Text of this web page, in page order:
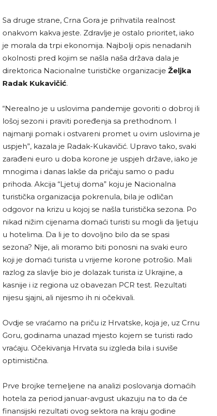
Sa druge strane, Crna Gora je prihvatila realnost
onakvom kakva jeste. Zdravlje je ostalo prioritet, iako
je morala da trpi ekonomija. Najbolji opis nenadanih
okolnosti pred kojim se našla naša država dala je
direktorica Nacionalne turističke organizacije Željka
Radak Kukavičić.
“Nerealno je u uslovima pandemije govoriti o dobroj ili
lošoj sezoni i praviti poređenja sa prethodnom. I
najmanji pomak i ostvareni promet u ovim uslovima je
uspjeh”, kazala je Radak-Kukavičić. Upravo tako, svaki
zarađeni euro u doba korone je uspjeh države, iako je
mnogima i danas lakše da pričaju samo o padu
prihoda. Akcija “Ljetuj doma” koju je Nacionalna
turistička organizacija pokrenula, bila je odličan
odgovor na krizu u kojoj se našla turistička sezona. Po
nikad nižim cijenama domaći turisti su mogli da ljetuju
u hotelima. Da li je to dovoljno bilo da se spasi
sezona? Nije, ali moramo biti ponosni na svaki euro
koji je domaći turista u vrijeme korone potrošio. Mali
razlog za slavlje bio je dolazak turista iz Ukrajine, a
kasnije i iz regiona uz obavezan PCR test. Rezultati
nijesu sjajni, ali nijesmo ih ni očekivali.
Ovdje se vraćamo na priču iz Hrvatske, koja je, uz Crnu
Goru, godinama unazad mjesto kojem se turisti rado
vraćaju. Očekivanja Hrvata su izgleda bila i suviše
optimistična.
Prve brojke temeljene na analizi poslovanja domaćih
hotela za period januar-avgust ukazuju na to da će
finansijski rezultati ovog sektora na kraju godine